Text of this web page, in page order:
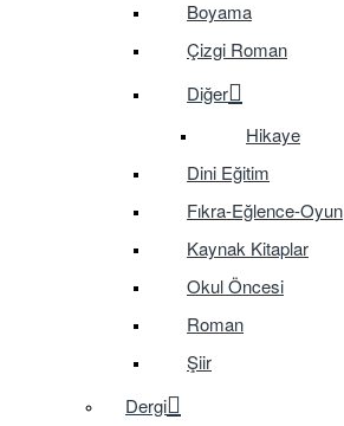
Boyama
Çizgi Roman
Diğer
Hikaye
Dini Eğitim
Fıkra-Eğlence-Oyun
Kaynak Kitaplar
Okul Öncesi
Roman
Şiir
Dergi